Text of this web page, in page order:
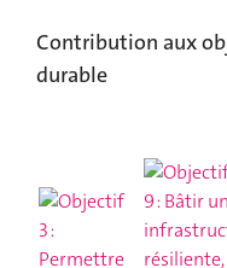
Contribution aux
durable